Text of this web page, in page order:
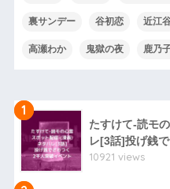
裏サンデー 谷初恋 近江
高瀬わか 鬼獄の夜 鹿乃
1
たすけて-読モ
レ[3話]投げ銭
10921 views